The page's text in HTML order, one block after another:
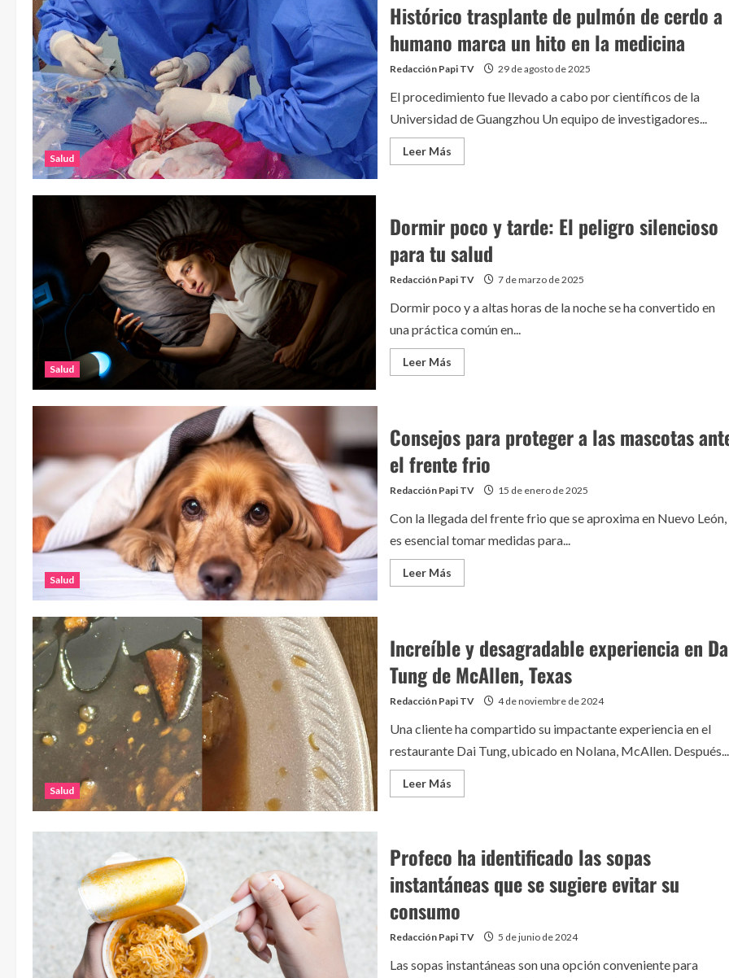
por
gotas
oftálmicas
para
frenar
daño
visual
diabetes
Salud
Histórico trasplante de pulmón de cerdo a
humano marca un hito en la medicina
Redacción Papi TV 29 de agosto de 2025
El procedimiento fue llevado a cabo por científicos de la
Universidad de Guangzhou Un equipo de investigadores...
Leer MásLeer
más
pulmón
de
cerdo
a
humano
marca
hito
la
Salud
Dormir poco y tarde: El peligro silencioso
para tu salud
Redacción Papi TV 7 de marzo de 2025
Dormir poco y a altas horas de la noche se ha convertido en
una práctica común en...
Leer MásLeer
más
tarde:
peligro
silencioso
para
tu
Salud
Consejos para proteger a las mascotas
el frente frio
Redacción Papi TV 15 de enero de 2025
Con la llegada del frente frio que se aproxima en Nuevo León,
es esencial tomar medidas para...
Leer MásLeer
más
proteger
a
mascotas
ante
el
frente
Salud
Increíble y desagradable experiencia en
Tung de McAllen, Texas
Redacción Papi TV 4 de noviembre de 2024
Una cliente ha compartido su impactante experiencia en el
restaurante Dai Tung, ubicado en Nolana, McAllen. Después...
Leer MásLeer
más
desagradable
experiencia
en
Dai
Tung
de
McAllen,
Texas
Profeco ha identificado las sopas
instantáneas que se sugiere evitar su
consumo
Redacción Papi TV 5 de junio de 2024
Las sopas instantáneas son una opción conveniente para